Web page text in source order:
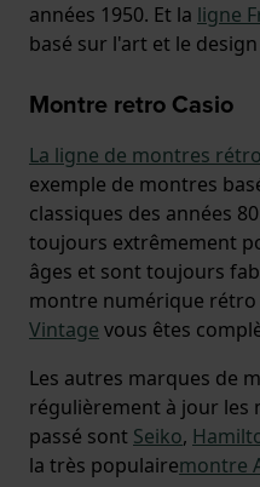
années 1950. Et la ligne
basé sur l'art et le
Montre retro Casio
La ligne de montres
exemple de montres
classiques des années
toujours extrêmement
âges et sont toujours
montre numérique rétro
Vintage vous êtes
Les autres marques de
régulièrement à jour les
passé sont Seiko,
la très populairemontre